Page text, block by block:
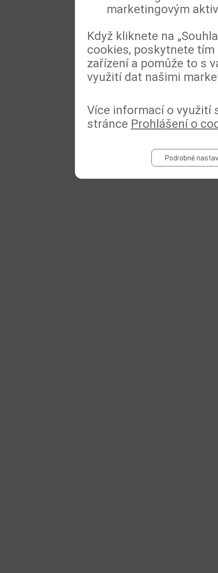
marketingovým
Když kliknete na
cookies, poskytnete
zařízení a pomůže to s
využití dat našimi
Více informací o využití
stránce Prohlášení o
Podrobné